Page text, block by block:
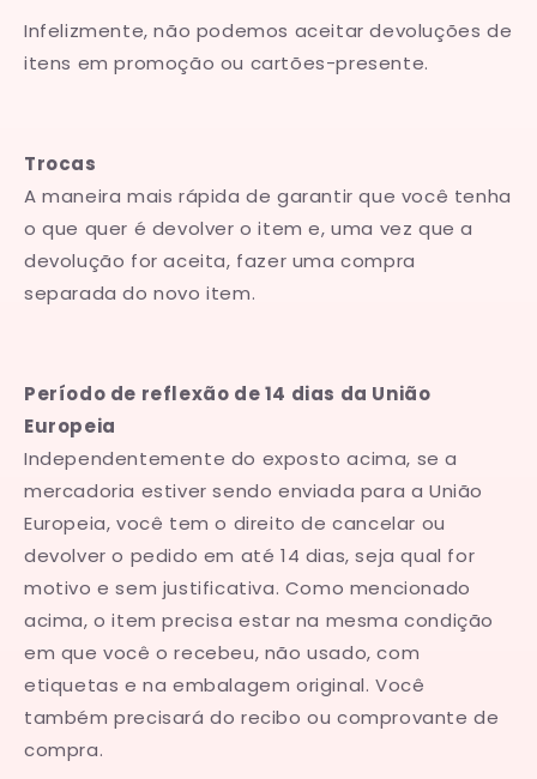
Infelizmente, não podemos aceitar devoluções de
itens em promoção ou cartões-presente.
Trocas
A maneira mais rápida de garantir que você tenha
o que quer é devolver o item e, uma vez que a
devolução for aceita, fazer uma compra
separada do novo item.
Período de reflexão de 14 dias da União
Europeia
Independentemente do exposto acima, se a
mercadoria estiver sendo enviada para a União
Europeia, você tem o direito de cancelar ou
devolver o pedido em até 14 dias, seja qual for
motivo e sem justificativa. Como mencionado
acima, o item precisa estar na mesma condição
em que você o recebeu, não usado, com
etiquetas e na embalagem original. Você
também precisará do recibo ou comprovante de
compra.